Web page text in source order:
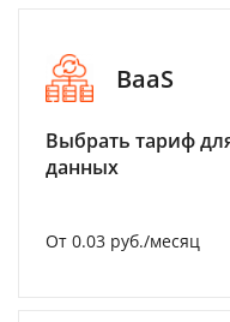
BaaS
Выбрать тариф
данных
От 0.03 руб./месяц